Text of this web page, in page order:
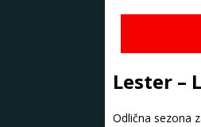
Lester –
Odlična sezona